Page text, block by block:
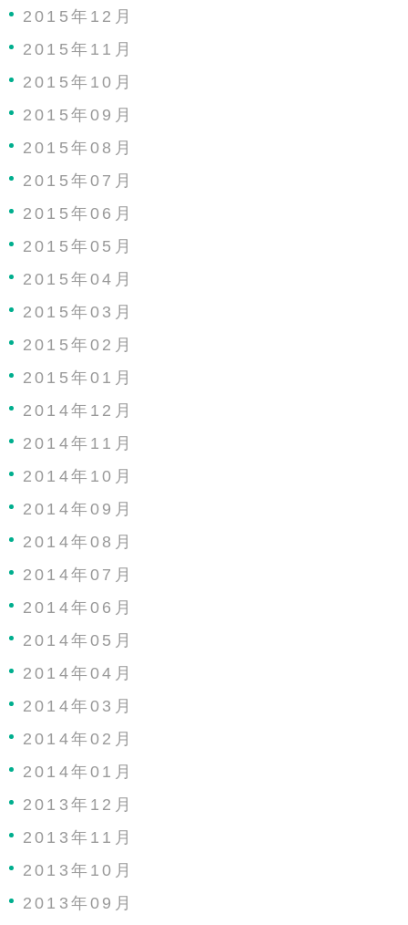
2015年12月
2015年11月
2015年10月
2015年09月
2015年08月
2015年07月
2015年06月
2015年05月
2015年04月
2015年03月
2015年02月
2015年01月
2014年12月
2014年11月
2014年10月
2014年09月
2014年08月
2014年07月
2014年06月
2014年05月
2014年04月
2014年03月
2014年02月
2014年01月
2013年12月
2013年11月
2013年10月
2013年09月